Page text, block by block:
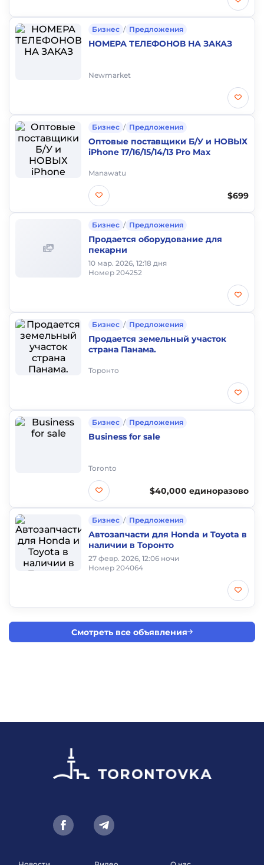
Бизнес / Предложения
НОМЕРА ТЕЛЕФОНОВ НА ЗАКАЗ
Newmarket
Бизнес / Предложения
Оптовые поставщики Б/У и НОВЫХ
iPhone 17/16/15/14/13 Pro Max
Manawatu
$699
Бизнес / Предложения
Продается оборудование для
пекарни
10 мар. 2026, 12:18 дня
Номер 204252
Бизнес / Предложения
Продается земельный участок
страна Панама.
Торонто
Бизнес / Предложения
Business for sale
Toronto
$40,000 единоразово
Бизнес / Предложения
Автозапчасти для Honda и Toyota в
наличии в Торонто
27 февр. 2026, 12:06 ночи
Номер 204064
Смотреть все объявления